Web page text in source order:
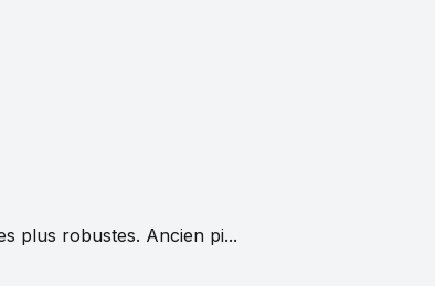
plus robustes. Ancien pi...